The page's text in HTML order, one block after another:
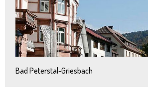
Bad Peterstal-Griesbach